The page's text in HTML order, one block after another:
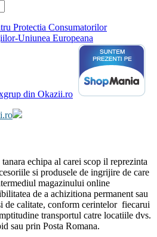
echipa al carei scop il reprezinta
si produsele de ingrijire de care
magazinului online
de a achizitiona permanent sau
de calitate, conform cerintelor fiecarui
transportul catre locatiile dvs.
sau prin Posta Romana.